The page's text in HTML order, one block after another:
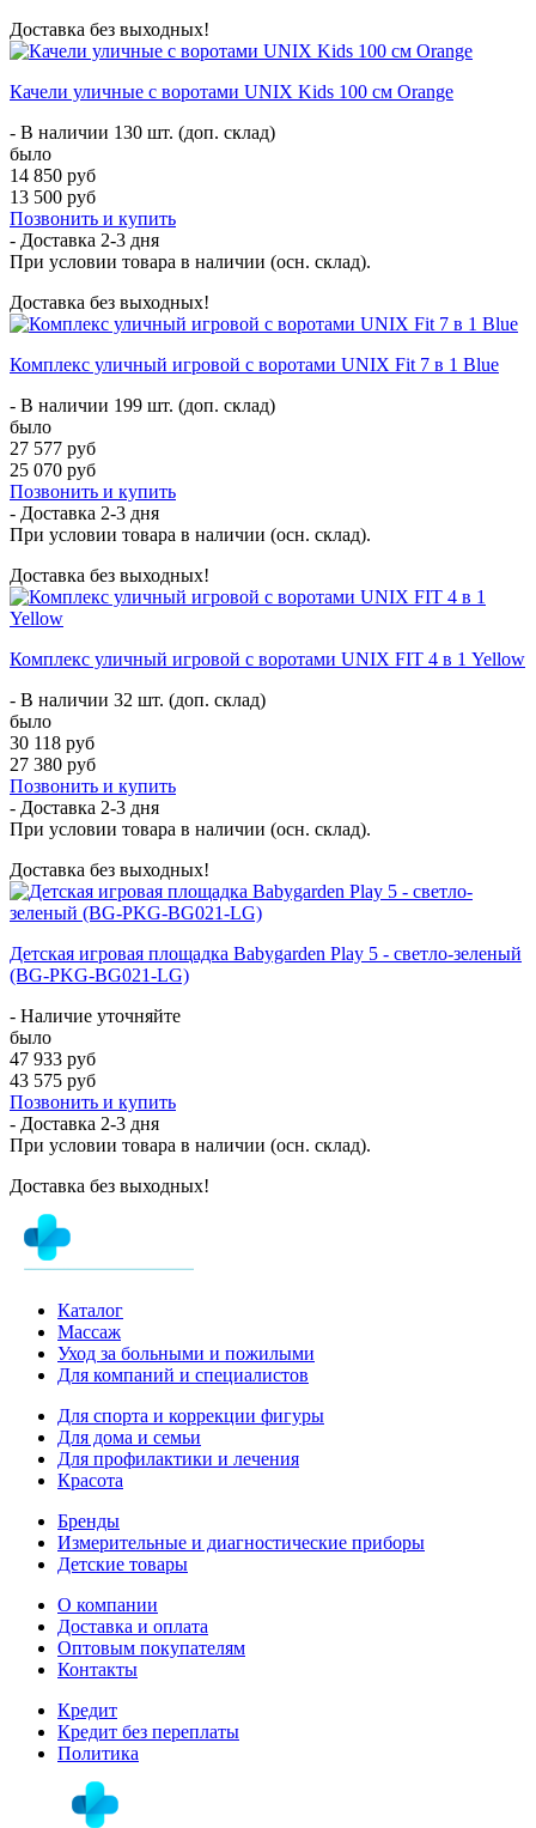
Доставка без выходных!
Качели уличные с воротами UNIX Kids 100 см Orange
- В наличии 130 шт. (доп. склад)
было
14 850 руб
13 500 руб
Позвонить и купить
- Доставка 2-3 дня
При условии товара в наличии (осн. склад).
Доставка без выходных!
Комплекс уличный игровой с воротами UNIX Fit 7 в 1 Blue
- В наличии 199 шт. (доп. склад)
было
27 577 руб
25 070 руб
Позвонить и купить
- Доставка 2-3 дня
При условии товара в наличии (осн. склад).
Доставка без выходных!
Комплекс уличный игровой с воротами UNIX FIT 4 в 1 Yellow
- В наличии 32 шт. (доп. склад)
было
30 118 руб
27 380 руб
Позвонить и купить
- Доставка 2-3 дня
При условии товара в наличии (осн. склад).
Доставка без выходных!
Детская игровая площадка Babygarden Play 5 - светло-зеленый
(BG-PKG-BG021-LG)
- Наличие уточняйте
было
47 933 руб
43 575 руб
Позвонить и купить
- Доставка 2-3 дня
При условии товара в наличии (осн. склад).
Доставка без выходных!
Каталог
Массаж
Уход за больными и пожилыми
Для компаний и специалистов
Для спорта и коррекции фигуры
Для дома и семьи
Для профилактики и лечения
Красота
Бренды
Измерительные и диагностические приборы
Детские товары
О компании
Доставка и оплата
Оптовым покупателям
Контакты
Кредит
Кредит без переплаты
Политика